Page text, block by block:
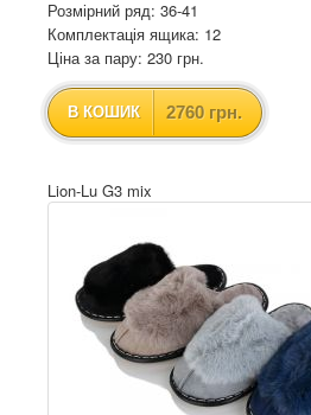
Розмірний ряд: 36-41
Комплектація ящика: 12
Ціна за пару: 230 грн.
В КОШИК 2760 грн.
Lion-Lu G3 mix